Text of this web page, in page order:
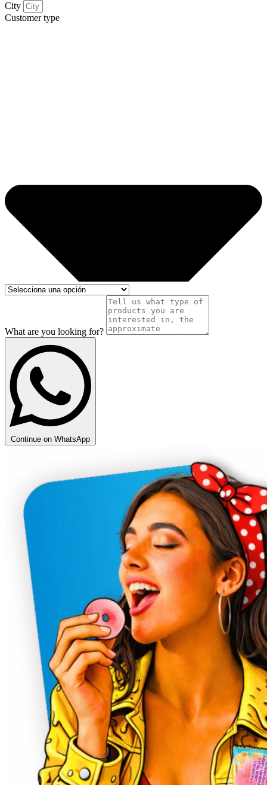
City
Customer type
What are you looking for?
Continue on WhatsApp